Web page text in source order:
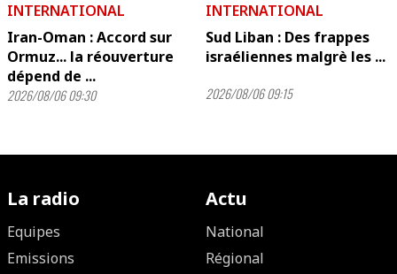
INTERNATIONAL
Iran-Oman : Accord sur
Ormuz... la réouverture
dépend de ...
2026/08/06 09:30
INTERNATIONAL
Sud Liban : Des frappes
israéliennes malgrè les ...
2026/08/06 09:15
La radio
Equipes
Emissions
Actu
National
Régional